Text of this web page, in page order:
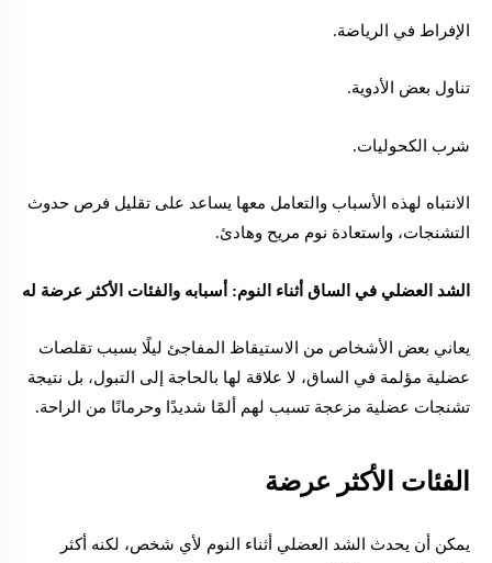
الإفراط في الرياضة.
تناول بعض الأدوية.
شرب الكحوليات.
الانتباه لهذه الأسباب والتعامل معها يساعد على تقليل فرص حدوث
التشنجات، واستعادة نوم مريح وهادئ.
الشد العضلي في الساق أثناء النوم: أسبابه والفئات الأكثر عرضة له
يعاني بعض الأشخاص من الاستيقاظ المفاجئ ليلًا بسبب تقلصات
عضلية مؤلمة في الساق، لا علاقة لها بالحاجة إلى التبول، بل نتيجة
تشنجات عضلية مزعجة تسبب لهم ألمًا شديدًا وحرمانًا من الراحة.
الفئات الأكثر عرضة
يمكن أن يحدث الشد العضلي أثناء النوم لأي شخص، لكنه أكثر